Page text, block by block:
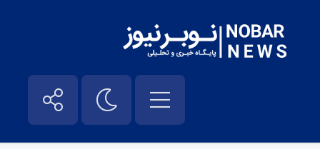
دفاع مقدس – نوبر نیوز